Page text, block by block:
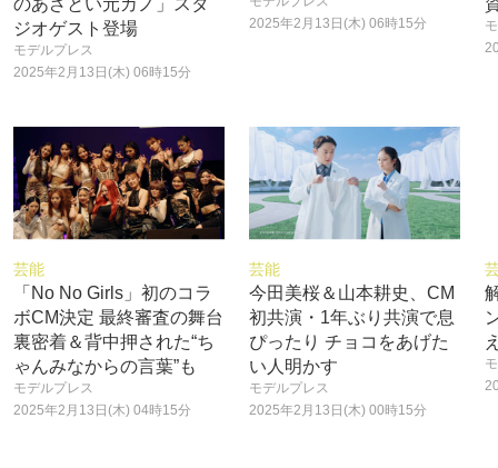
のあざとい元カノ」スタ
ジオゲスト登場
モデルプレス
2025年2月13日(木) 06時15分
2025年2月13日(木) 06時15分
芸能
「No No Girls」初のコラ
ボCM決定 最終審査の舞台
裏密着＆背中押された“ち
ゃんみなからの言葉”も
モデルプレス
2025年2月13日(木) 04時15分
芸能
今田美桜＆山本耕史、CM
初共演・1年ぶり共演で息
ぴったり チョコをあげた
い人明かす
モデルプレス
2025年2月13日(木) 00時15分